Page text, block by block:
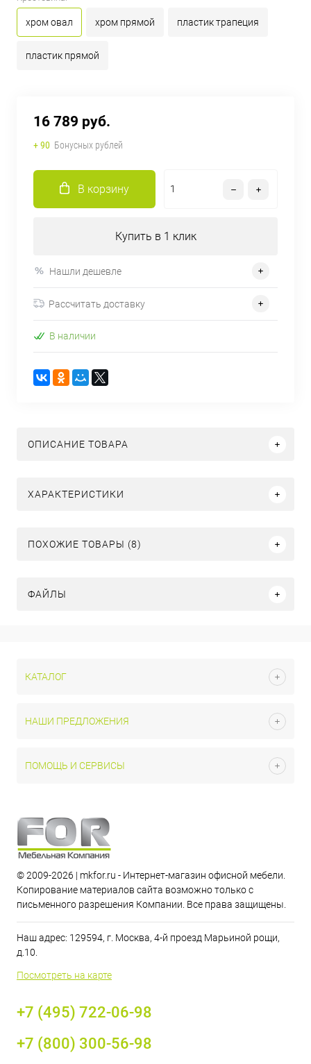
хром овал хром прямой пластик трапеция
пластик прямой
16 789 руб.
+ 90 Бонусных рублей
В корзину
Купить в 1 клик
Нашли дешевле
Рассчитать доставку
В наличии
ОПИСАНИЕ ТОВАРА
ХАРАКТЕРИСТИКИ
ПОХОЖИЕ ТОВАРЫ (8)
ФАЙЛЫ
КАТАЛОГ
НАШИ ПРЕДЛОЖЕНИЯ
ПОМОЩЬ И СЕРВИСЫ
© 2009-2026 | mkfor.ru - Интернет-магазин офисной мебели.
Копирование материалов сайта возможно только с
письменного разрешения Компании. Все права защищены.
Наш адрес: 129594, г. Москва, 4-й проезд Марьиной рощи,
д.10.
Посмотреть на карте
+7 (495) 722-06-98
+7 (800) 300-56-98